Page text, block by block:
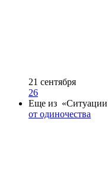
21 сентября
26
Еще из
от одиночества